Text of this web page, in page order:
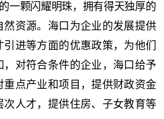
一颗闪耀明珠，拥有得天独厚的
然资源。海口为企业的发展提供
引进等方面的优惠政策，为他们
对符合条件的企业，海口给予
重点产业和项目，提供财政资金
次人才，提供住房、子女教育等